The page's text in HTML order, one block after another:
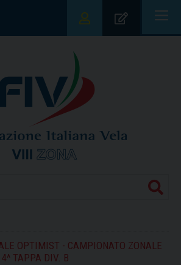
|||
OPTIMIST - CAMPIONATO ZONALE
TAPPA DIV. B